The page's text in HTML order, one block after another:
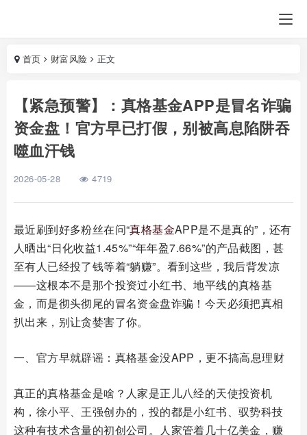
首页 财富风险 正文
【紧急预警】：真格基金APP是冒名诈骗
资金盘！官方早已打假，别被高息陷阱吞
噬血汗钱
2026-05-28 4719
最近刷到好多粉丝在问“真格基金APP是不是真的”，还有
人晒出“日化收益1.45%”“年年盈7.66%”的产品截图，甚
至有人已经投了钱等着“躺赚”。看到这些，我后背发凉
——这根本不是那个投资过小红书、地平线的真格基
金，而是彻头彻尾的冒名资金盘诈骗！今天必须把真相
扒出来，别让贪婪害了你。
一、官方早就辟谣：真格基金没APP，更不搞高息理财
真正的真格基金是啥？人家是正儿八经的天使投资机
构，徐小平、王强创办的，投的都是小红书、驭势科技
这种有技术含量的初创公司。人家管着几十亿美金，赚